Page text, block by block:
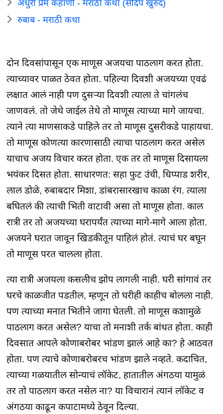
अधुरी प्रेम कहाणी - मराठी कथा (संदिप खुरुद)
रुबाब - मराठी कथा
दोन दिवसांपासून एक माणूस अजयचा पाठलाग करत होता.
त्याच्यावर पाळत ठेवत होता. पहिल्या दिवशी अजयच्या एवढं
लक्षात आलं नाही पण दुसऱ्या दिवशी त्याला ते चांगलंच
जाणवलं. तो जेथे जाईल तेथे तो माणूस त्याच्या मागे जायचा.
त्याने त्या माणसाकडे पाहिले तर तो माणूस दुसरीकडे पाहायचा.
तो माणूस कोणत्या कारणासाठी त्याचा पाठलाग करत असेल
याचाच अजय विचार करत होता. एक तर तो माणूस दिसायला
भयंकर दिसत होता. साधारणत: सहा फुट उंची, धिप्पाड शरीर,
लाल डोळे, रुबाबदार मिशा, डांबरासारखाच काळा रंग. त्याला
बघितलं की त्याची भिती वाटावी असा तो माणूस होता. काल
रात्री तर तो अजयच्या घरापर्यंत त्याच्या मागे-मागे आला होता.
अजयने घरात जावून खिडकीतून पाहिलं होतं. त्याचं घर बघून
तो माणूस परत चालला होता.
त्या रात्री अजयला कसलीच झोप लागली नाही. घरी सांगावं तर
घरचे काळजीत पडतील, म्हणून तो घरीही काहीच बोलला नाही.
पण त्याच्या मनात भितीने जागा घेतली. तो माणूस कशामुळे
पाठलाग करत असेल? याचा तो मनाशी तर्क बांधत होता. काही
दिवसात आपले कोणाबरोबर भांडण झालं आहे का? हे आठवत
होता. पण त्याचे कोणाबरोबरच भांडण झाले नव्हते. कदाचित,
त्याच्या गळयातील सोन्याचं लॉकेट, हातातील अंगठया यामुळं
तर तो पाठलाग करत नसेल ना? या विचारानं त्यानं लॉकेट व
अंगठया काढून कपाटामध्ये ठेवून दिल्या.